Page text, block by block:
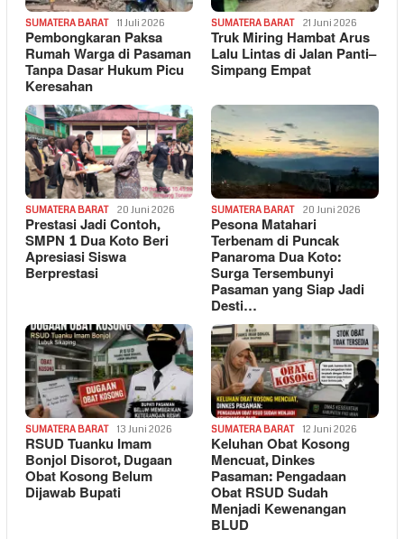
SUMATERA BARAT 11 Juli 2026
Pembongkaran Paksa
Rumah Warga di Pasaman
Tanpa Dasar Hukum Picu
Keresahan
SUMATERA BARAT 21 Juni 2026
Truk Miring Hambat Arus
Lalu Lintas di Jalan Panti–
Simpang Empat
SUMATERA BARAT 20 Juni 2026
Prestasi Jadi Contoh,
SMPN 1 Dua Koto Beri
Apresiasi Siswa
Berprestasi
SUMATERA BARAT 20 Juni 2026
Pesona Matahari
Terbenam di Puncak
Panaroma Dua Koto:
Surga Tersembunyi
Pasaman yang Siap Jadi
Desti…
SUMATERA BARAT 13 Juni 2026
RSUD Tuanku Imam
Bonjol Disorot, Dugaan
Obat Kosong Belum
Dijawab Bupati
SUMATERA BARAT 12 Juni 2026
Keluhan Obat Kosong
Mencuat, Dinkes
Pasaman: Pengadaan
Obat RSUD Sudah
Menjadi Kewenangan
BLUD